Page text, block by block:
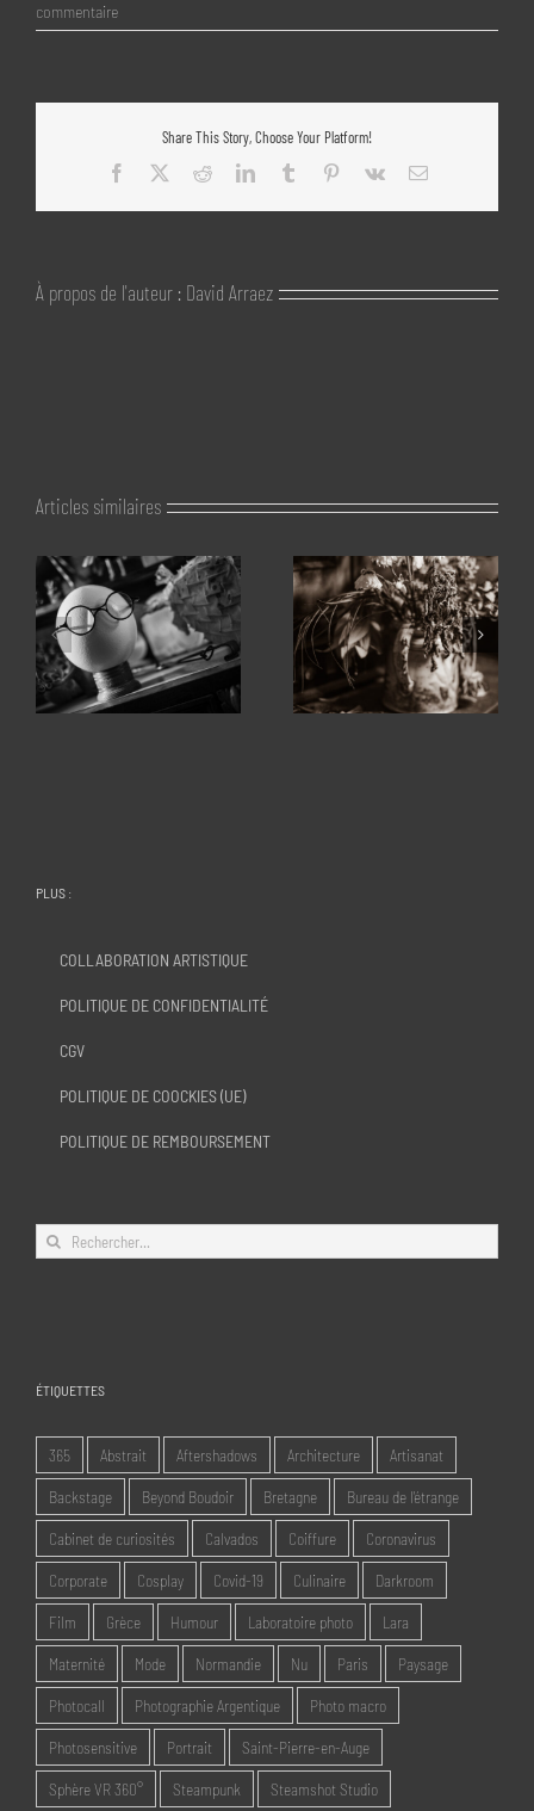
commentaire
Share This Story, Choose Your Platform!
Facebook
RedditLinkedInTumblr Pinterest
Vk Email
À propos de l'auteur : David Arraez
Articles similaires
PLUS :
COLLABORATION ARTISTIQUE
POLITIQUE DE CONFIDENTIALITÉ
CGV
POLITIQUE DE COOCKIES (UE)
POLITIQUE DE REMBOURSEMENT
Rechercher:
ÉTIQUETTES
365 Abstrait Aftershadows Architecture Artisanat
Backstage Beyond Boudoir Bretagne Bureau de l'étrange
Cabinet de curiosités Calvados Coiffure Coronavirus
Corporate Cosplay Covid-19 Culinaire Darkroom
Film Grèce Humour Laboratoire photo Lara
Maternité Mode Normandie Nu Paris Paysage
Photocall Photographie Argentique Photo macro
Photosensitive Portrait Saint-Pierre-en-Auge
Sphère VR 360° Steampunk Steamshot Studio